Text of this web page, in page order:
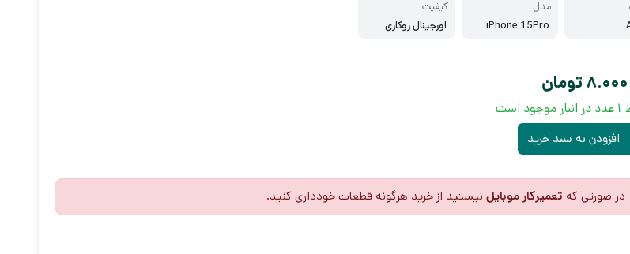
مدل
iPhone 15Pro
کیفیت
اورجینال روکاری
تومان
است
افزودن به سبد خرید
در صورتی که تعمیرکار موبایلنیستید از خرید هرگونه قطعات خودداری کنید.